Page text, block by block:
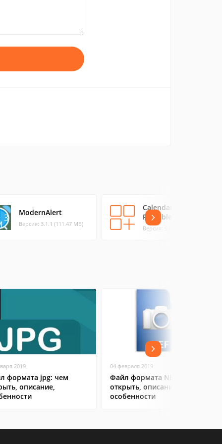
ModernAlert
Версия: 3.1.1 (111.47 МБ)
Calendarscope
Portable
Версия: 9.0 (4.62 МБ)
2019
формата jpg: чем
описание,
04 февраля 2019
Файл формата NEF: чем
открыть, описание,
особенности